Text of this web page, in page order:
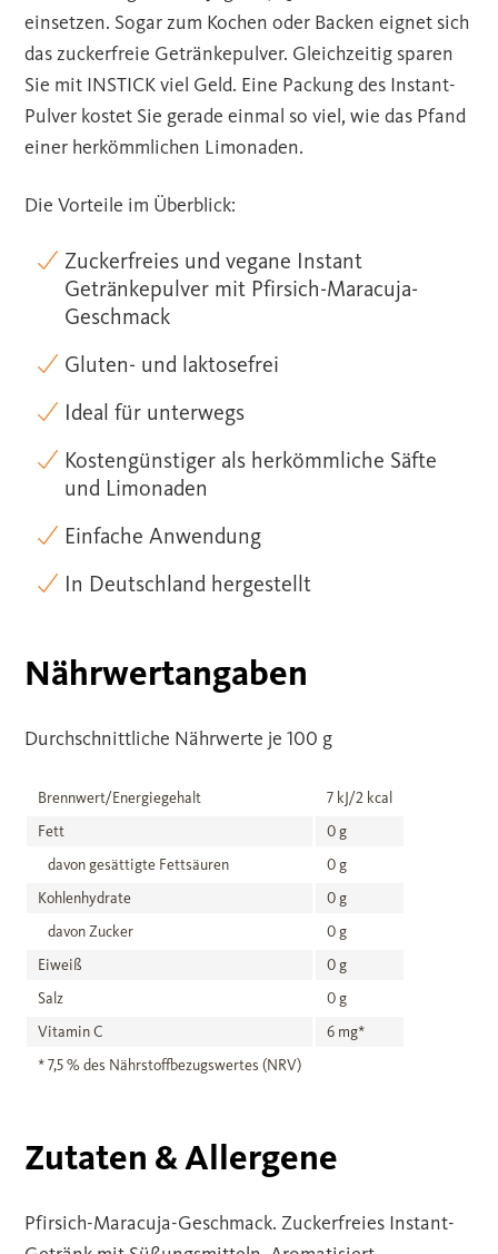
einsetzen. Sogar zum Kochen oder Backen eignet sich
das zuckerfreie Getränkepulver. Gleichzeitig sparen
Sie mit INSTICK viel Geld. Eine Packung des Instant-
Pulver kostet Sie gerade einmal so viel, wie das Pfand
einer herkömmlichen Limonaden.
Die Vorteile im Überblick:
Zuckerfreies und vegane Instant
Getränkepulver mit Pfirsich-Maracuja-
Geschmack
Gluten- und laktosefrei
Ideal für unterwegs
Kostengünstiger als herkömmliche Säfte
und Limonaden
Einfache Anwendung
In Deutschland hergestellt
Nährwertangaben
Durchschnittliche Nährwerte je 100 g
Brennwert/Energiegehalt
7 kJ/2 kcal
Fett
0 g
davon gesättigte Fettsäuren
0 g
Kohlenhydrate
0 g
davon Zucker
0 g
Eiweiß
0 g
Salz
0 g
Vitamin C
6 mg*
* 7,5 % des Nährstoffbezugswertes (NRV)
Zutaten & Allergene
Pfirsich-Maracuja-Geschmack. Zuckerfreies Instant-